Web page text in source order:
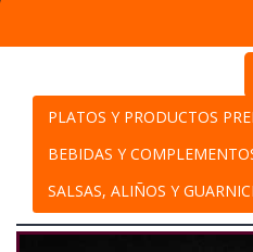
PLATOS Y PRODUCTOS
BEBIDAS Y
SALSAS, ALIÑOS Y